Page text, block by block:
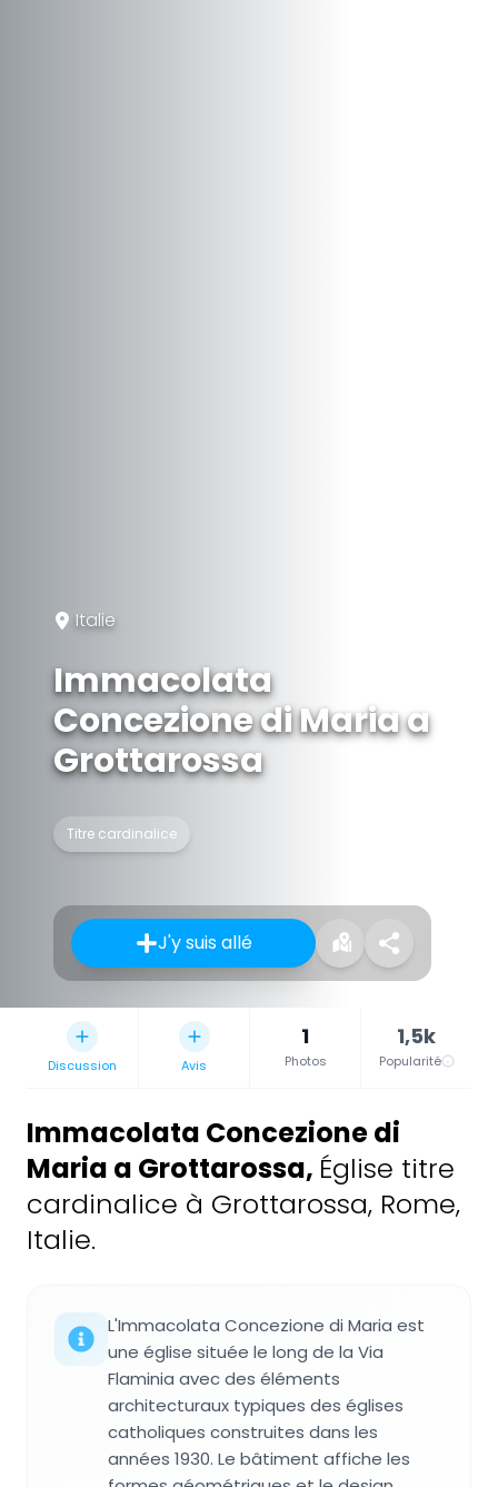
Italie
Immacolata
Concezione di Maria a
Grottarossa
Titre cardinalice
J'y suis allé
Discussion Avis
1
Photos
1,5k
Popularité
Immacolata Concezione di
Maria a Grottarossa, Église titre
cardinalice à Grottarossa, Rome,
Italie.
L'Immacolata Concezione di Maria est
une église située le long de la Via
Flaminia avec des éléments
architecturaux typiques des églises
catholiques construites dans les
années 1930. Le bâtiment affiche les